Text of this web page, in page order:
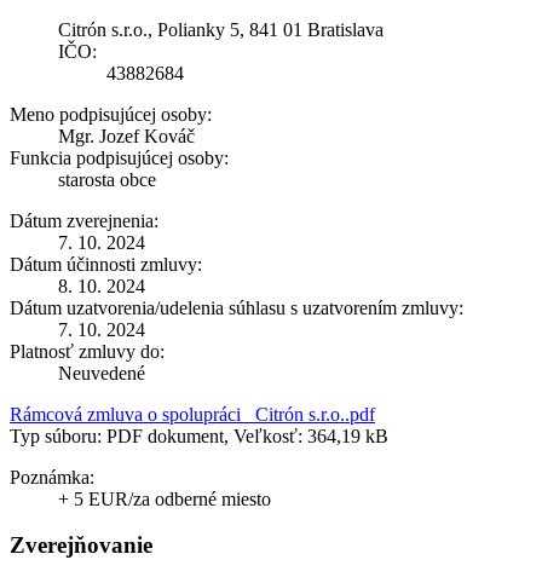
Citrón s.r.o., Polianky 5, 841 01 Bratislava
IČO:
43882684
Meno podpisujúcej osoby:
Mgr. Jozef Kováč
Funkcia podpisujúcej osoby:
starosta obce
Dátum zverejnenia:
7. 10. 2024
Dátum účinnosti zmluvy:
8. 10. 2024
Dátum uzatvorenia/udelenia súhlasu s uzatvorením zmluvy:
7. 10. 2024
Platnosť zmluvy do:
Neuvedené
Rámcová zmluva o spolupráci _Citrón s.r.o..pdf
Typ súboru: PDF dokument, Veľkosť: 364,19 kB
Poznámka:
+ 5 EUR/za odberné miesto
Zverejňovanie